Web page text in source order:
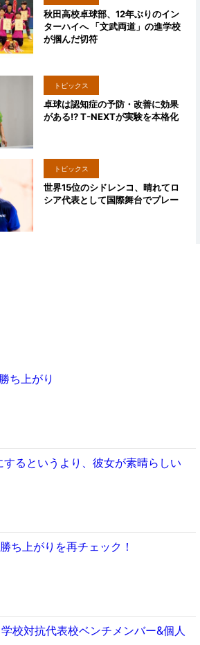
秋田高校卓球部、12年ぶりのイン
ターハイへ 「文武両道」の進学校
が掴んだ切符
トピックス
卓球は認知症の予防・改善に効果
がある!? T-NEXTが実験を本格化
トピックス
世界15位のシドレンコ、晴れてロ
シア代表として国際舞台でプレー
ち上がり
るというより、彼女が素晴らしい
ち上がりを再チェック！
校対抗代表校ベンチメンバー&個人